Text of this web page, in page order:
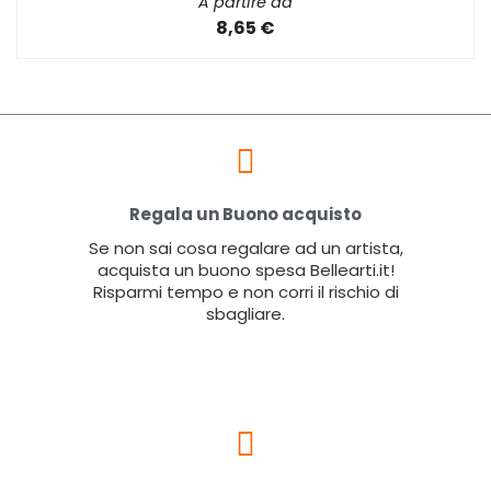
8,65 €
Regala un Buono acquisto
Se non sai cosa regalare ad un artista,
acquista un buono spesa Bellearti.it!
Risparmi tempo e non corri il rischio di
sbagliare.